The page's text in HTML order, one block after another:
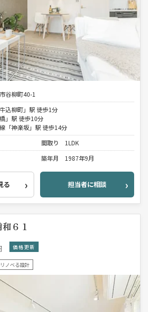
谷柳町40-1
込柳町」駅 徒歩1分
」駅 徒歩10分
「神楽坂」駅 徒歩14分
間取り
1LDK
築年月 1987年9月
る 担当者に相談
６１
価格更新
リノベる設計